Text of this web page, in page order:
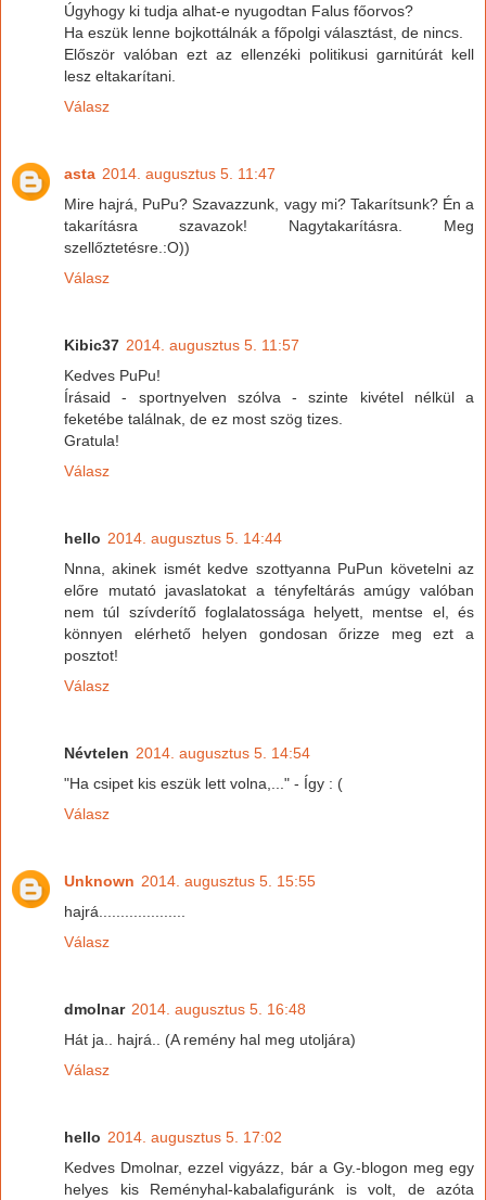
Úgyhogy ki tudja alhat-e nyugodtan Falus főorvos?
Ha eszük lenne bojkottálnák a főpolgi választást, de nincs.
Először valóban ezt az ellenzéki politikusi garnitúrát kell
lesz eltakarítani.
Válasz
asta 2014. augusztus 5. 11:47
Mire hajrá, PuPu? Szavazzunk, vagy mi? Takarítsunk? Én a
takarításra szavazok! Nagytakarításra. Meg
szellőztetésre.:O))
Válasz
Kibic37 2014. augusztus 5. 11:57
Kedves PuPu!
Írásaid - sportnyelven szólva - szinte kivétel nélkül a
feketébe találnak, de ez most szög tizes.
Gratula!
Válasz
hello 2014. augusztus 5. 14:44
Nnna, akinek ismét kedve szottyanna PuPun követelni az
előre mutató javaslatokat a tényfeltárás amúgy valóban
nem túl szívderítő foglalatossága helyett, mentse el, és
könnyen elérhető helyen gondosan őrizze meg ezt a
posztot!
Válasz
Névtelen 2014. augusztus 5. 14:54
"Ha csipet kis eszük lett volna,..." - Így : (
Válasz
Unknown 2014. augusztus 5. 15:55
hajrá....................
Válasz
dmolnar 2014. augusztus 5. 16:48
Hát ja.. hajrá.. (A remény hal meg utoljára)
Válasz
hello 2014. augusztus 5. 17:02
Kedves Dmolnar, ezzel vigyázz, bár a Gy.-blogon meg egy
helyes kis Reményhal-kabalafiguránk is volt, de azóta